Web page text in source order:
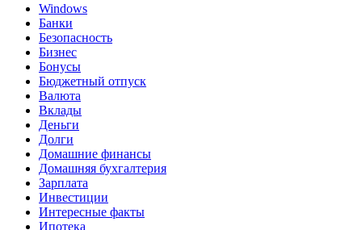
Windows
Банки
Безопасность
Бизнес
Бонусы
Бюджетный отпуск
Валюта
Вклады
Деньги
Долги
Домашние финансы
Домашняя бухгалтерия
Зарплата
Инвестиции
Интересные факты
Ипотека